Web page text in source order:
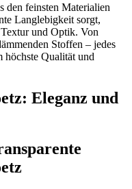
den feinsten Materialien
Langlebigkeit sorgt,
und Optik. Von
Stoffen – jedes
Qualität und
Eleganz und